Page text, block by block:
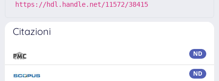
https://hdl.handle.net/11572/38415
Citazioni
ND
ND